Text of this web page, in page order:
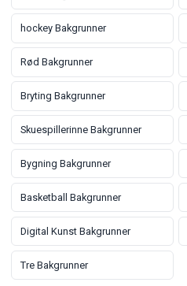
hockey Bakgrunner
Rød Bakgrunner
Bryting Bakgrunner
Skuespillerinne Bakgrunner
Bygning Bakgrunner
Basketball Bakgrunner
Digital Kunst Bakgrunner
Tre Bakgrunner